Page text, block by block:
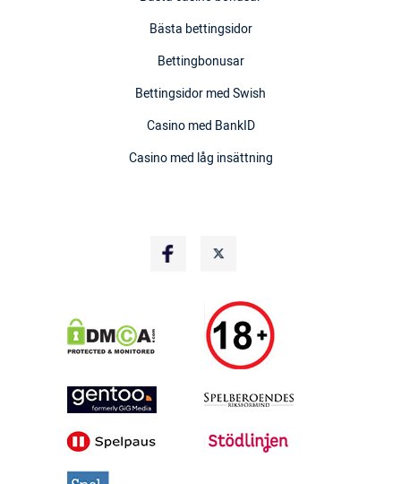
Bästa bettingsidor
Bettingbonusar
Bettingsidor med Swish
Casino med BankID
Casino med låg insättning